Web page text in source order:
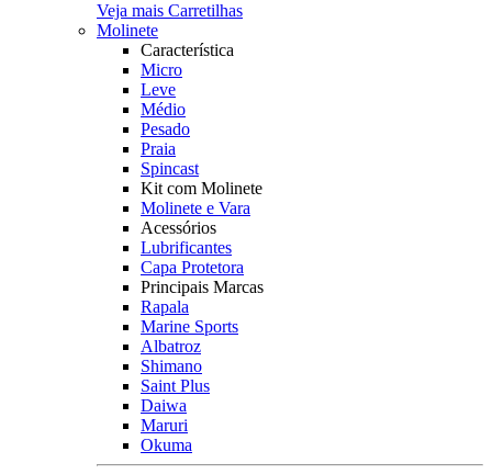
Veja mais Carretilhas
Molinete
Característica
Micro
Leve
Médio
Pesado
Praia
Spincast
Kit com Molinete
Molinete e Vara
Acessórios
Lubrificantes
Capa Protetora
Principais Marcas
Rapala
Marine Sports
Albatroz
Shimano
Saint Plus
Daiwa
Maruri
Okuma